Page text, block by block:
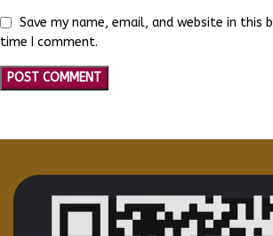
Save my name, email, and website in this
time I comment.